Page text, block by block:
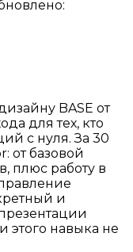
BASE от
для тех, кто
с нуля. За 30
от базовой
плюс работу в
и
этого навыка не